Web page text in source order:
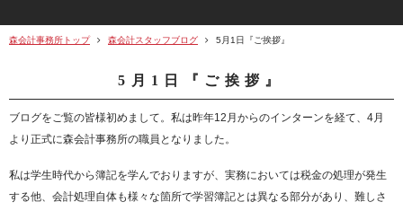
森会計事務所トップ 森会計スタッフブログ 5月1日『ご挨拶』
5月1日『ご挨拶』
ブログをご覧の皆様初めまして。私は昨年12月からのインターンを経て、4月
より正式に森会計事務所の職員となりました。
私は学生時代から簿記を学んでおりますが、実務においては税金の処理が発生
する他、会計処理自体も様々な箇所で学習簿記とは異なる部分があり、難しさ